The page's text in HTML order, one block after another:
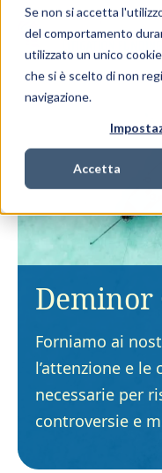
Se non si accetta
del comportamento
utilizzato un unico
che si è scelto di non
navigazione.
Accetta
Deminor
Forniamo ai
l’attenzione e le
necessarie per
controversie e